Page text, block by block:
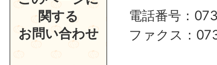
関する
お問い合わせ
電話番号：
ファクス：